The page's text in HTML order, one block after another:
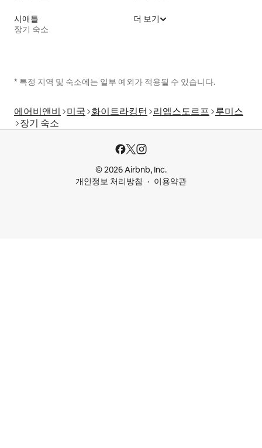
시애틀
장기 숙소
더 보기
* 특정 지역 및 숙소에는 일부 예외가 적용될 수 있습니다.
에어비앤비 미국 화이트라킹턴 리엡스도르프 루미스
장기 숙소
© 2026 Airbnb, Inc.
개인정보 처리방침
이용약관